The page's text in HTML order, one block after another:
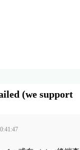
(we support